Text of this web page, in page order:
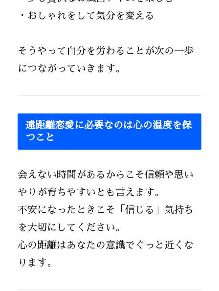
・おしゃれをして気分を変える
そうやって自分を労わることが次の一歩
につながっていきます。
遠距離恋愛に必要なのは心の温度を保
つこと
会えない時間があるからこそ信頼や思い
やりが育ちやすいとも言えます。
不安になったときこそ「信じる」気持ち
を大切にしてください。
心の距離はあなたの意識でぐっと近くな
ります。